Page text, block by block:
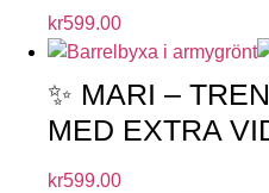
kr599.00
✨ MARI –
MED EXTRA
kr599.00